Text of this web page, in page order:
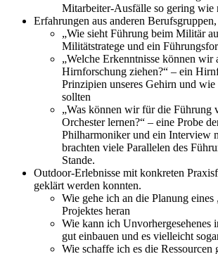
Mitarbeiter-Ausfälle so gering wie
Erfahrungen aus anderen
„Wie sieht Führung beim Militär
Militätstratege und ein
„Welche Erkenntnisse können wir
Hirnforschung ziehen?“ – ein
Prinzipien unseres Gehirn und
sollten
„Was können wir für die Führung
Orchester lernen?“ – eine Probe
Philharmoniker und ein Interview
brachten viele Parallelen des
Stande.
Outdoor-Erlebnisse mit konkreten
geklärt werden konnten.
Wie gehe ich an die Planung eines
Projektes heran
Wie kann ich Unvorhergesehenes
gut einbauen und es vielleicht
Wie schaffe ich es die Ressourcen